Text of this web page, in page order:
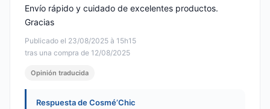
Publicado el 23/08/2025 à 15h15
tras una compra de 12/08/2025
Envío rápido y cuidado de excelentes productos.
Gracias
Opinión traducida
Respuesta de Cosmé’Chic